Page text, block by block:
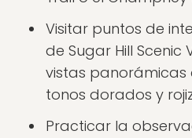
Visitar puntos de
de Sugar Hill
vistas panorámicas
tonos dorados y
Practicar la